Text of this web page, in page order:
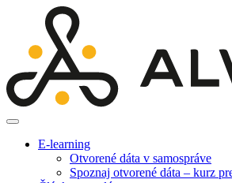
E-learning
Otvorené dáta v samospráve
Spoznaj otvorené dáta – kurz